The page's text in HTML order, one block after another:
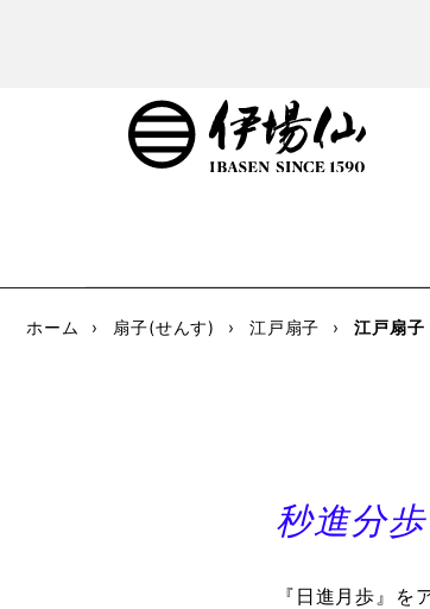
ホーム › 扇子(せんす) › 江戸扇子 › 江戸扇子
秒進分歩
『日進月歩』を